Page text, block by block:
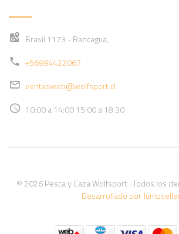
Brasil 1173 - Rancagua,
+56994422067
ventasweb@wolfsport.cl
10:00 a 14:00 15:00 a 18:30
© 2026 Pesca y Caza Wolfsport . Todos los
Desarrollado por